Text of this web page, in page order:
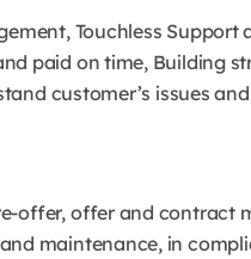
Touchless Support
paid on time, Building
customer’s issues
offer, offer and contract
maintenance, in